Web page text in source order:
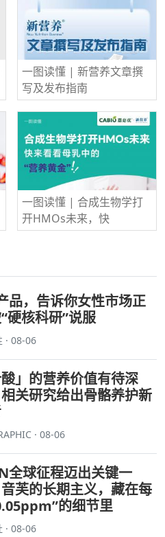
一图读懂 | 新营养文章撰
写及发布指南
一图读懂 | 合成生物学打
开HMOs未来，快
品，告诉你女性市场正
硬核科研”说服
· 08-06
酸」的营养价值有待深
关研究给出骨骼养护新
· 08-06
全球征程迈出关键一
芙的长期主义，藏在每
的细节里
· 08-06